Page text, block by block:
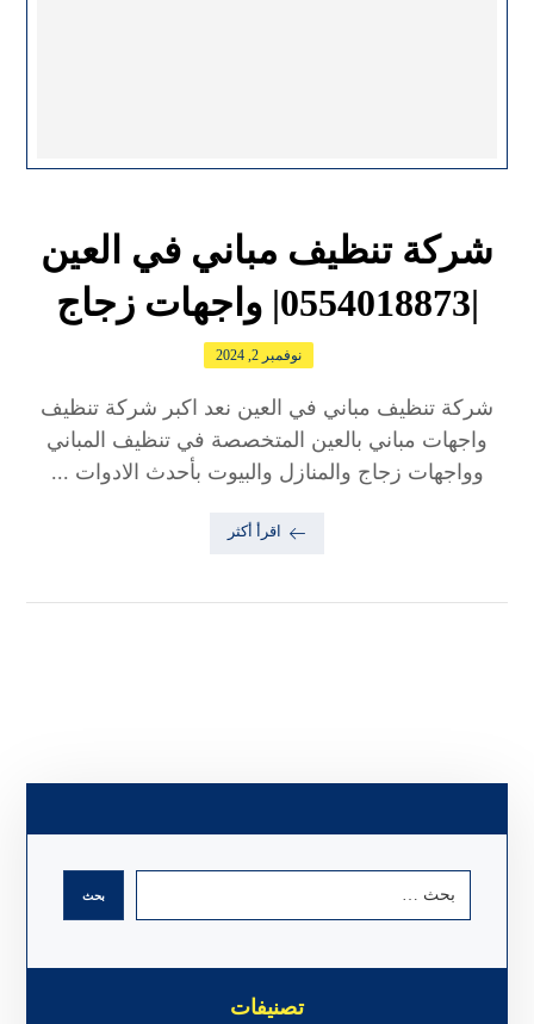
شركة تنظيف مباني في العين
|0554018873| واجهات زجاج
نوفمبر 2, 2024
شركة تنظيف مباني في العين نعد اكبر شركة تنظيف
واجهات مباني بالعين المتخصصة في تنظيف المباني
وواجهات زجاج والمنازل والبيوت بأحدث الادوات ...
اقرأ أكثر
تصنيفات